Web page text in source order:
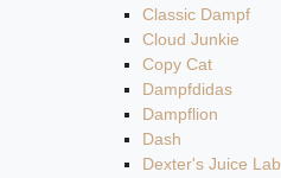
Classic Dampf
Cloud Junkie
Copy Cat
Dampfdidas
Dampflion
Dash
Dexter's Juice Lab